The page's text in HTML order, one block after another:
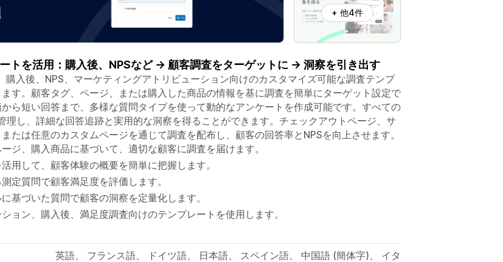
+ 他4件
トを活用：購入後、NPSなど → 顧客調査をターゲットに → 洞察を引き出す
購入後、NPS、マーケティングアトリビューション向けのカスタマイズ可能な調査テンプ
す。顧客タグ、ページ、または購入した商品の情報を基に調査を簡単にターゲット設定で
ら短い回答まで、多様な質問タイプを使って動的なアンケートを作成可能です。すべての
理し、詳細な回答追跡と実用的な洞察を得ることができます。チェックアウトページ、サ
たは任意のカスタムページを通じて調査を配布し、顧客の回答率とNPSを向上させます。
ジ、購入商品に基づいて、適切な顧客に調査を届けます。
用して、顧客体験の概要を簡単に把握します。
定質問で顧客満足度を評価します。
基づいた質問で顧客の洞察を定量化します。
ョン、購入後、満足度調査向けのテンプレートを使用します。
英語、 フランス語、 ドイツ語、 日本語、 スペイン語、 中国語 (簡体字)、 イタ